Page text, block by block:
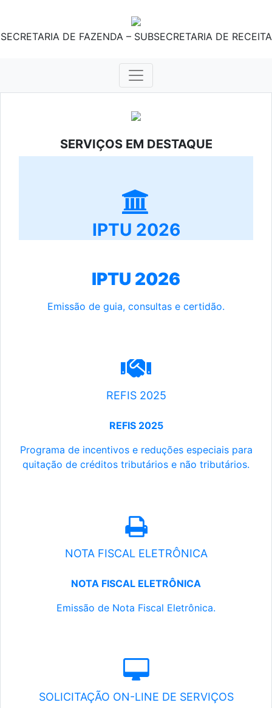
SECRETARIA DE FAZENDA – SUBSECRETARIA DE RECEITA
SERVIÇOS EM DESTAQUE
IPTU 2026
IPTU 2026
Emissão de guia, consultas e certidão.
REFIS 2025
REFIS 2025
Programa de incentivos e reduções especiais para
quitação de créditos tributários e não tributários.
NOTA FISCAL ELETRÔNICA
NOTA FISCAL ELETRÔNICA
Emissão de Nota Fiscal Eletrônica.
SOLICITAÇÃO ON-LINE DE SERVIÇOS